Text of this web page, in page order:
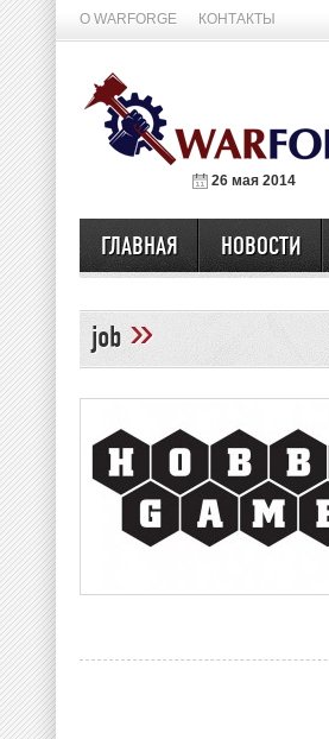
О WARFORGE КОНТАКТЫ
26 мая 2014
ГЛАВНАЯ НОВОСТИ
job »